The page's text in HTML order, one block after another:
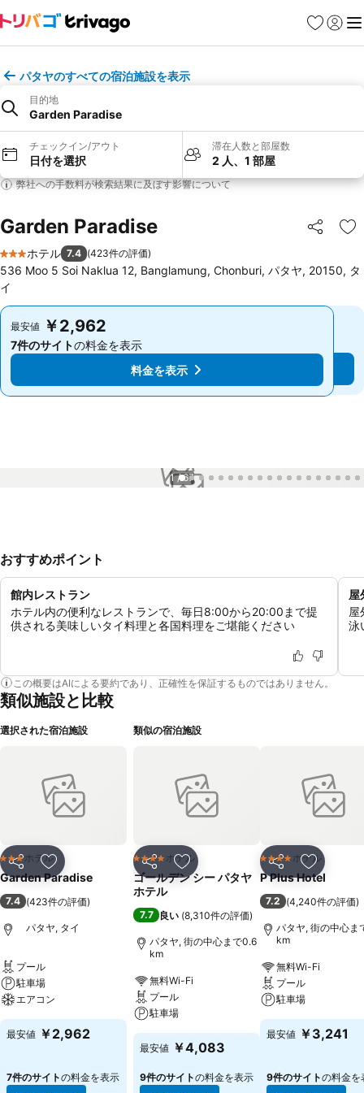
お気に入り
ログイ
メ
パタヤのすべての宿泊施設を表示
目的地
Garden Paradise
チェックイン/アウト
日付を選択
滞在人数と部屋数
2 人、1 部屋
弊社への手数料が検索結果に及ぼす影響について
Garden Paradise シェア
お
3 ホテルのランク
ホテル 7.4 (423件の評価)
536 Moo 5 Soi Naklua 12, Banglamung, Chonburi, パタヤ, 20150, タ
イ
最安値 ￥2,962
7件のサイトの料金を表示
料金を表示
最安値 ￥2,962
7件のサイトの料金を表示
料金を表示
1 / 67
おすすめポイント
館内レストラン
ホテル内の便利なレストランで、毎日8:00から20:00まで提
供される美味しいタイ料理と各国料理をご堪能ください
屋
屋
泳
この概要はAIによる要約であり、正確性を保証するものではありません。
類似施設と比較
選択された宿泊施設
シェア お気に入りに追加
3 ホテルのランク
ホテル
Garden Paradise
7.4 (423件の評価)
パタヤ, タイ
プール
駐車場
エアコン
最安値 ￥2,962
7件のサイトの料金を表示
類似の宿泊施設
シェア お気に入りに追加
4 ホテルのランク
ホテル
ゴールデン シー パタヤ
ホテル
7.7 良い (8,310件の評価)
パタヤ, 街の中心まで0.6
km
無料Wi-Fi
プール
駐車場
最安値 ￥4,083
9件のサイトの料金を表示
シェア お気に入
4 ホテルのランク
ホテル
P Plus Hotel
7.2 (4,240件の評価)
パタヤ, 街の中心ま
km
無料Wi-Fi
プール
駐車場
最安値 ￥3,241
9件のサイトの料金を